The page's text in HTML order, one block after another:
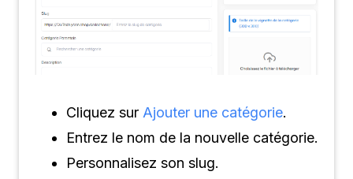
Cliquez sur Ajouter une catégorie.
Entrez le nom de la nouvelle catégorie.
Personnalisez son slug.